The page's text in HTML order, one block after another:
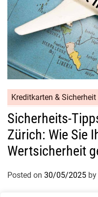
Kreditkarten & Sicherheit
Sicherheits-
Zürich: Wie Sie
Wertsicherheit
Posted on 30/05/2025 by